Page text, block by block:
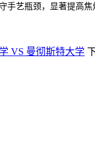
手艺瓶颈，显著提高
VS 曼彻斯特大学